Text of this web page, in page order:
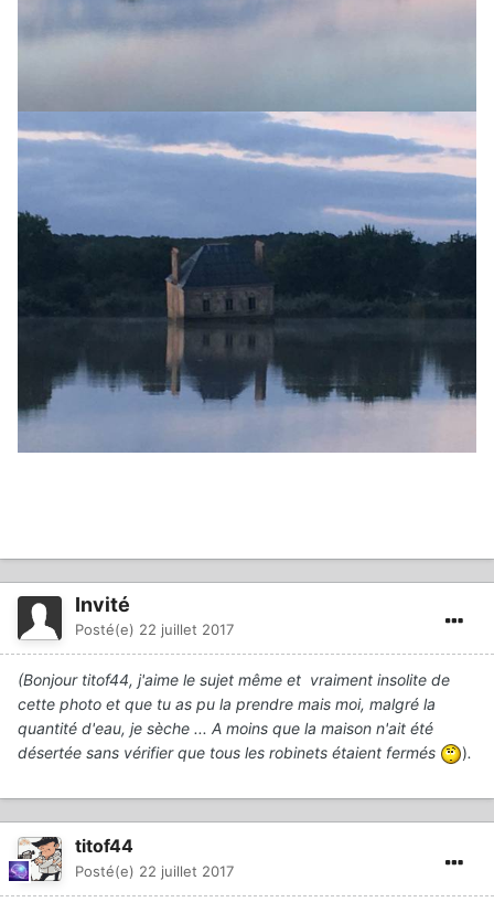
Invité
Posté(e) 22 juillet 2017
(Bonjour titof44, j'aime le sujet même et vraiment insolite de
cette photo et que tu as pu la prendre mais moi, malgré la
quantité d'eau, je sèche ... A moins que la maison n'ait été
désertée sans vérifier que tous les robinets étaient fermés
).
titof44
Posté(e) 22 juillet 2017